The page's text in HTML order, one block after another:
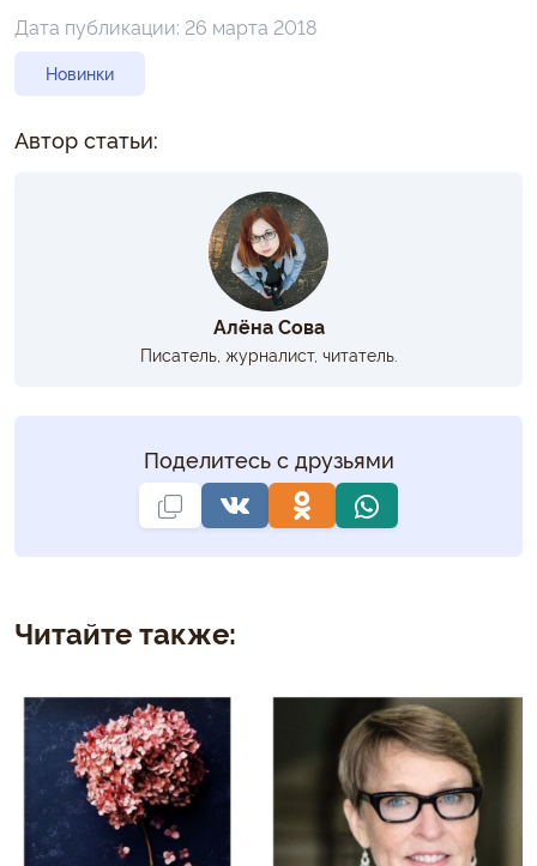
Дата публикации: 26 марта 2018
Новинки
Автор статьи:
Алёна Сова
Писатель, журналист, читатель.
Поделитесь с друзьями
Читайте также: